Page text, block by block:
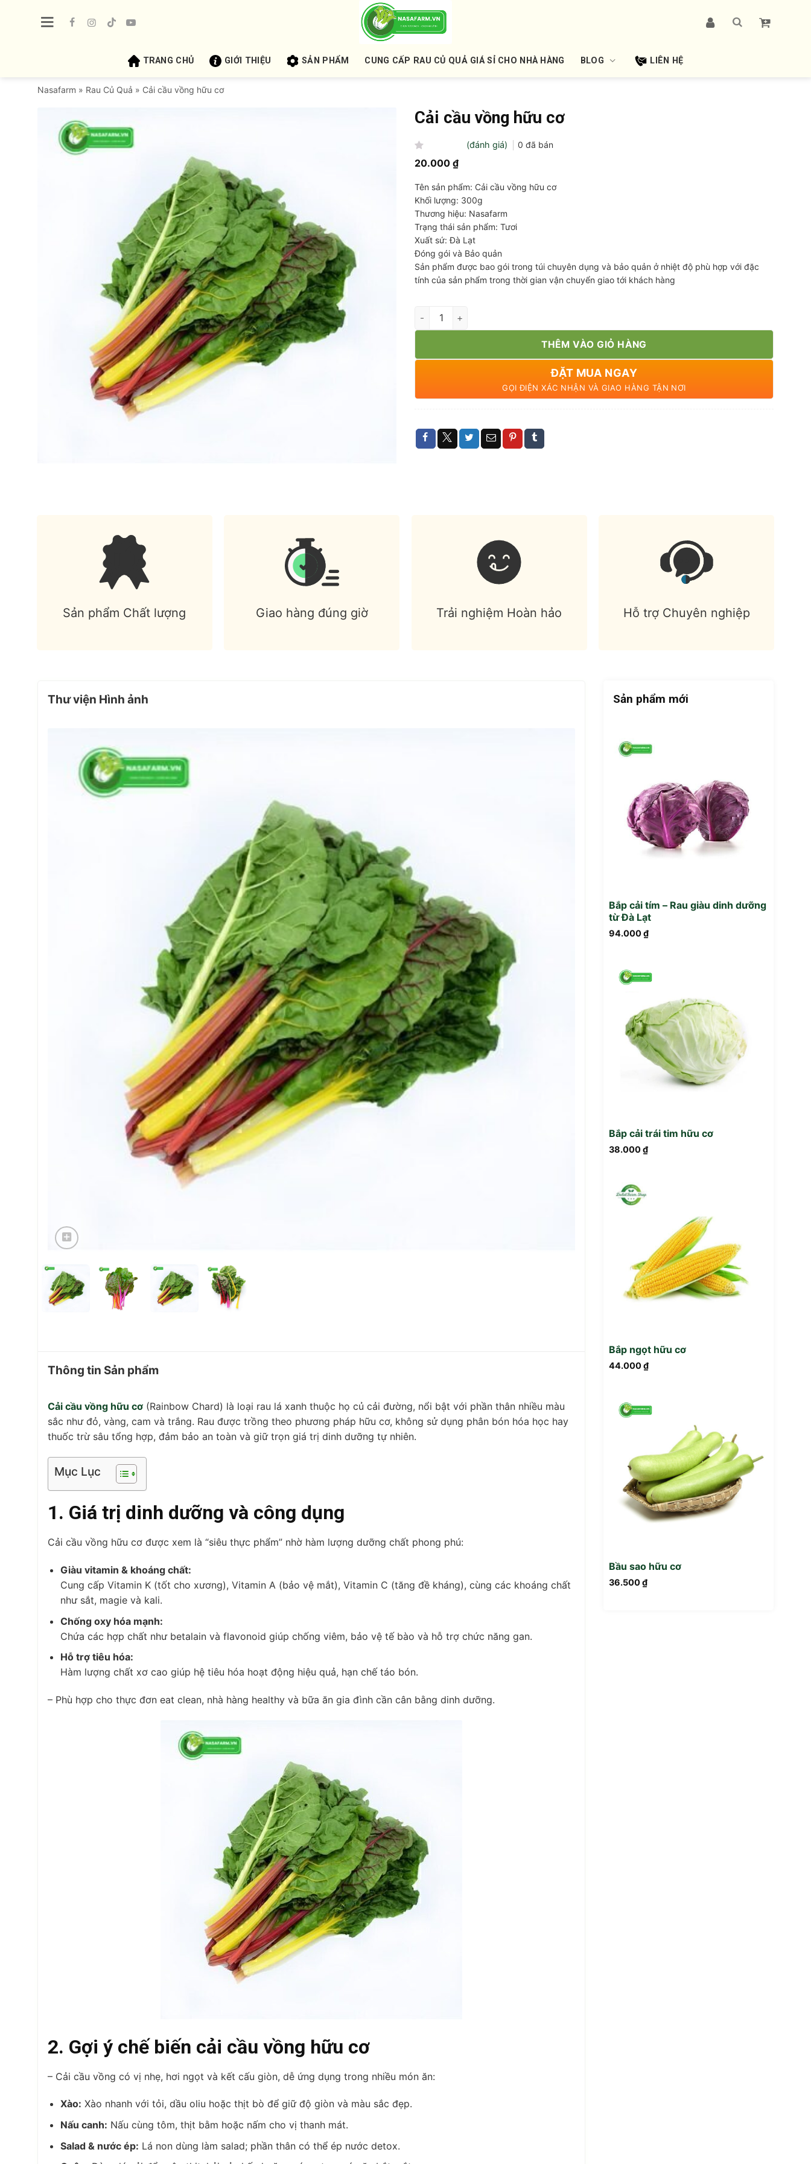
TRANG CHỦ GIỚI THIỆU SẢN PHẨM CUNG CẤP RAU CỦ QUẢ GIÁ SỈ CHO NHÀ HÀNG BLOG LIÊN HỆ
Nasafarm » Rau Củ Quả » Cải cầu vồng hữu cơ
Cải cầu vồng hữu cơ
Được
xếp
0
5
sao
(đánh giá) 0 đã bán
20.000 ₫
Tên sản phẩm: Cải cầu vồng hữu cơ
Khối lượng: 300g
Thương hiệu: Nasafarm
Trạng thái sản phẩm: Tươi
Xuất sứ: Đà Lạt
Đóng gói và Bảo quản
Sản phẩm được bao gói trong túi chuyên dụng và bảo quản ở nhiệt độ phù hợp với đặc
tính của sản phẩm trong thời gian vận chuyển giao tới khách hàng
Cải cầu vồng hữu cơ số lượng
THÊM VÀO GIỎ HÀNG
ĐẶT MUA NGAY
GỌI ĐIỆN XÁC NHẬN VÀ GIAO HÀNG TẬN NƠI
Sản phẩm Chất lượng Giao hàng đúng giờ Trải nghiệm Hoàn hảo Hỗ trợ Chuyên nghiệp
Thư viện Hình ảnh
Thông tin Sản phẩm
Cải cầu vồng hữu cơ (Rainbow Chard) là loại rau lá xanh thuộc họ củ cải đường, nổi bật với phần thân nhiều màu
sắc như đỏ, vàng, cam và trắng. Rau được trồng theo phương pháp hữu cơ, không sử dụng phân bón hóa học hay
thuốc trừ sâu tổng hợp, đảm bảo an toàn và giữ trọn giá trị dinh dưỡng tự nhiên.
Mục Lục
1. Giá trị dinh dưỡng và công dụng
Cải cầu vồng hữu cơ được xem là “siêu thực phẩm” nhờ hàm lượng dưỡng chất phong phú:
Giàu vitamin & khoáng chất:
Cung cấp Vitamin K (tốt cho xương), Vitamin A (bảo vệ mắt), Vitamin C (tăng đề kháng), cùng các khoáng chất
như sắt, magie và kali.
Chống oxy hóa mạnh:
Chứa các hợp chất như betalain và flavonoid giúp chống viêm, bảo vệ tế bào và hỗ trợ chức năng gan.
Hỗ trợ tiêu hóa:
Hàm lượng chất xơ cao giúp hệ tiêu hóa hoạt động hiệu quả, hạn chế táo bón.
– Phù hợp cho thực đơn eat clean, nhà hàng healthy và bữa ăn gia đình cần cân bằng dinh dưỡng.
2. Gợi ý chế biến cải cầu vồng hữu cơ
– Cải cầu vồng có vị nhẹ, hơi ngọt và kết cấu giòn, dễ ứng dụng trong nhiều món ăn:
Xào: Xào nhanh với tỏi, dầu oliu hoặc thịt bò để giữ độ giòn và màu sắc đẹp.
Nấu canh: Nấu cùng tôm, thịt bằm hoặc nấm cho vị thanh mát.
Salad & nước ép: Lá non dùng làm salad; phần thân có thể ép nước detox.
Sản phẩm mới
Bắp cải tím – Rau giàu dinh dưỡng
từ Đà Lạt
94.000₫
Bắp cải trái tim hữu cơ
38.000₫
Bắp ngọt hữu cơ
44.000₫
Bầu sao hữu cơ
36.500₫